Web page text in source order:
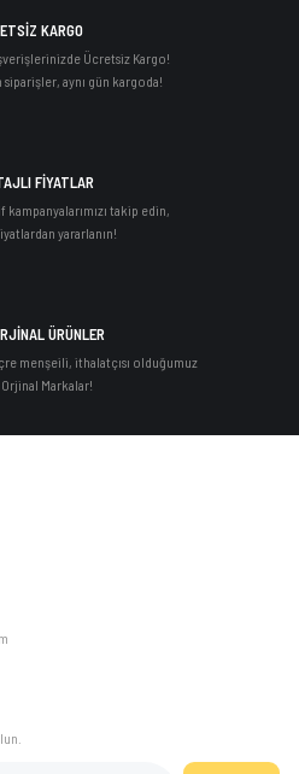
KARGO
Ücretsiz Kargo!
siparişler, aynı gün kargoda!
FİYATLAR
kampanyalarımızı takip edin,
yararlanın!
ÜRÜNLER
menşeili, ithalatçısı olduğumuz
Markalar!